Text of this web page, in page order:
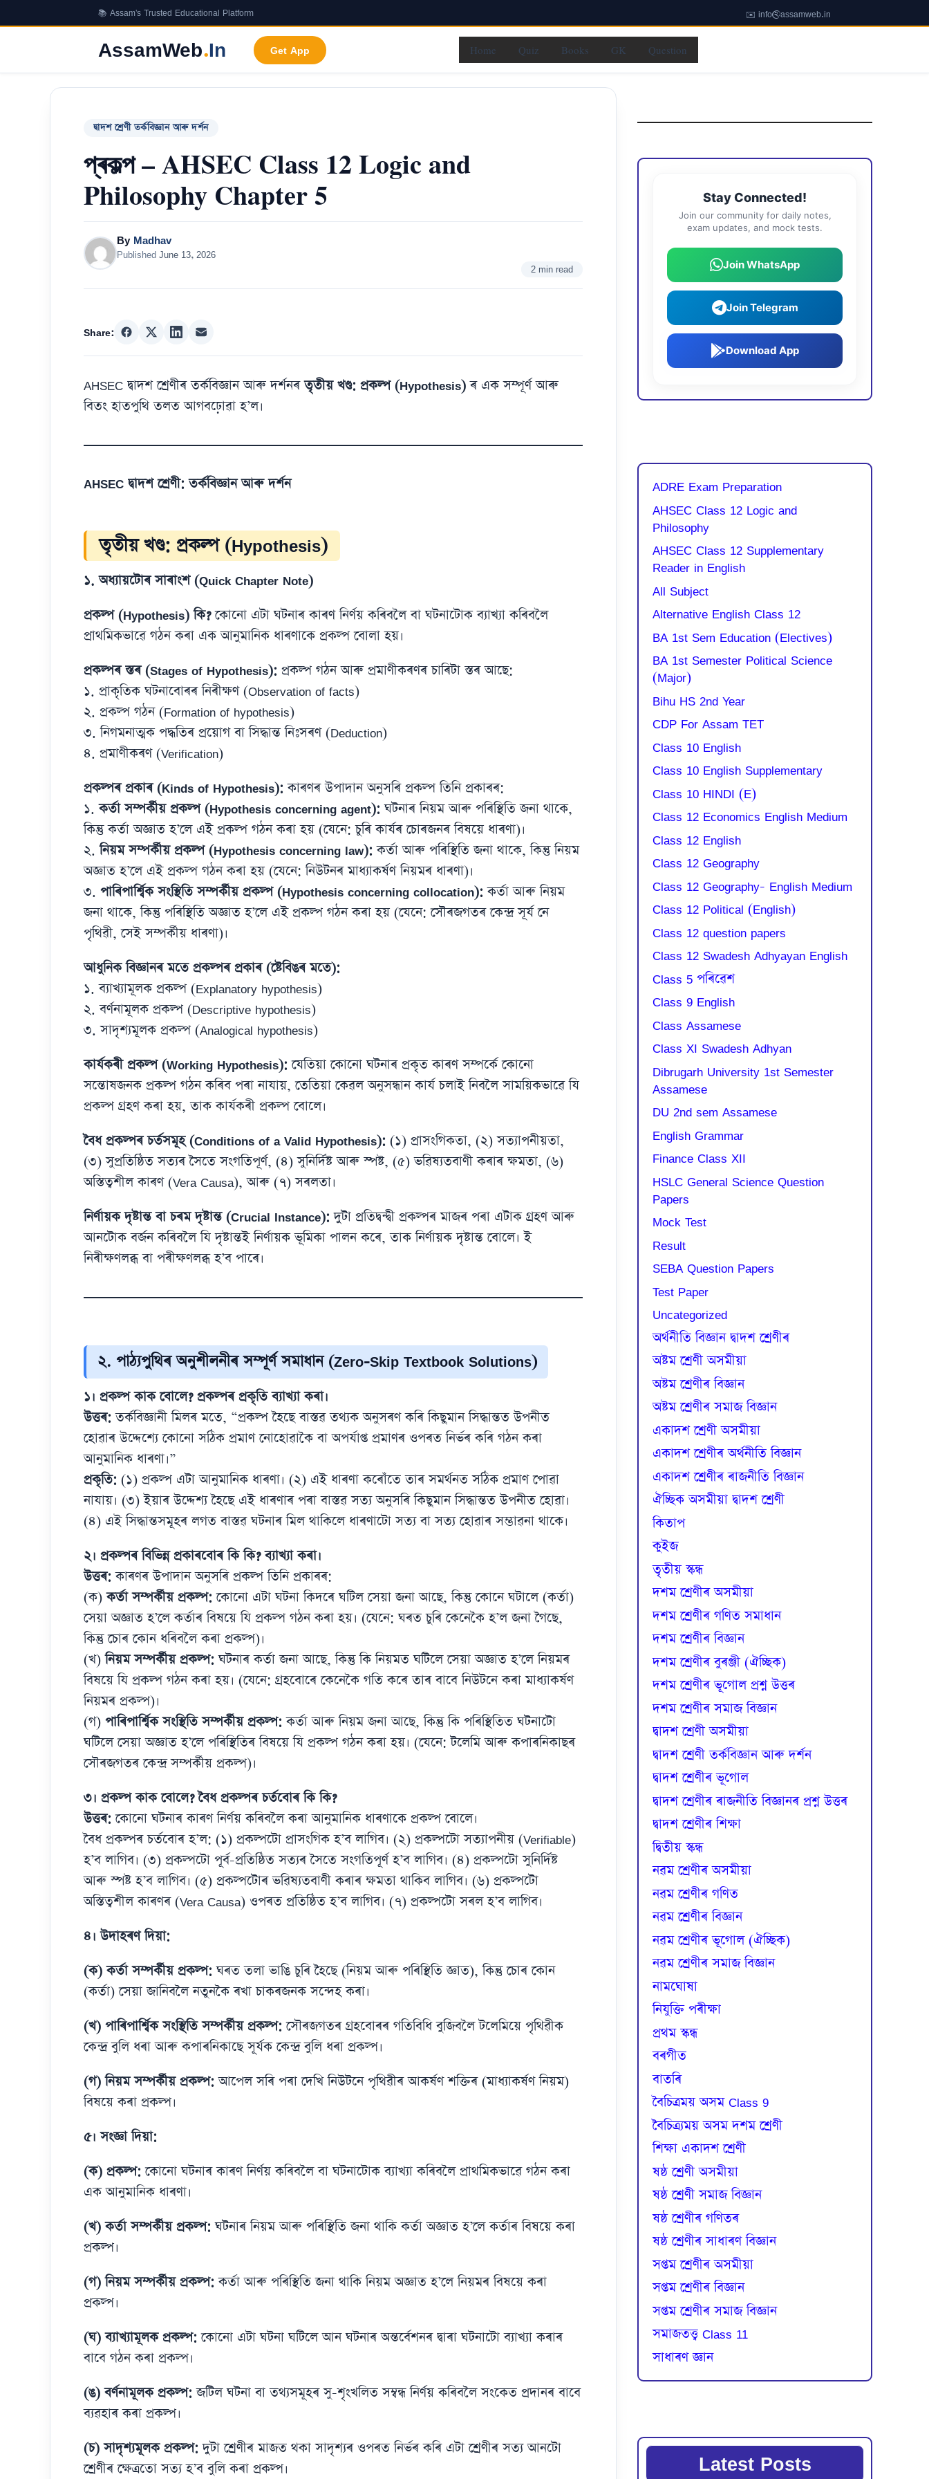
to
📚 Assam's Trusted Educational Platform ✉️ info@assamweb.in
AssamWeb.In Get App Home Quiz Books GK Question
দ্বাদশ শ্ৰেণী তৰ্কবিজ্ঞান আৰু দৰ্শন
প্ৰকল্প – AHSEC Class 12 Logic and
Philosophy Chapter 5
By Madhav
Published June 13, 2026
2 min read
Share:
AHSEC দ্বাদশ শ্ৰেণীৰ তৰ্কবিজ্ঞান আৰু দৰ্শনৰতৃতীয় খণ্ড: প্ৰকল্প (Hypothesis)ৰ এক সম্পূৰ্ণ আৰু
বিতং হাতপুথি তলত আগবঢ়োৱা হ’ল।
AHSEC দ্বাদশ শ্ৰেণী: তৰ্কবিজ্ঞান আৰু দৰ্শন
তৃতীয় খণ্ড: প্ৰকল্প (Hypothesis)
১. অধ্যায়টোৰ সাৰাংশ (Quick Chapter Note)
প্ৰকল্প (Hypothesis) কি?কোনো এটা ঘটনাৰ কাৰণ নিৰ্ণয় কৰিবলৈ বা ঘটনাটোক ব্যাখ্যা কৰিবলৈ
প্ৰাথমিকভাৱে গঠন কৰা এক আনুমানিক ধাৰণাকে প্ৰকল্প বোলা হয়।
প্ৰকল্পৰ স্তৰ (Stages of Hypothesis): প্ৰকল্প গঠন আৰু প্ৰমাণীকৰণৰ চাৰিটা স্তৰ আছে:
১. প্ৰাকৃতিক ঘটনাবোৰৰ নিৰীক্ষণ (Observation of facts)
২. প্ৰকল্প গঠন (Formation of hypothesis)
৩. নিগমনাত্মক পদ্ধতিৰ প্ৰয়োগ বা সিদ্ধান্ত নিঃসৰণ (Deduction)
৪. প্ৰমাণীকৰণ (Verification)
প্ৰকল্পৰ প্ৰকাৰ (Kinds of Hypothesis): কাৰণৰ উপাদান অনুসৰি প্ৰকল্প তিনি প্ৰকাৰৰ:
১.কৰ্তা সম্পৰ্কীয় প্ৰকল্প (Hypothesis concerning agent): ঘটনাৰ নিয়ম আৰু পৰিস্থিতি জনা থাকে,
কিন্তু কৰ্তা অজ্ঞাত হ’লে এই প্ৰকল্প গঠন কৰা হয় (যেনে: চুৰি কাৰ্যৰ চোৰজনৰ বিষয়ে ধাৰণা)।
২.নিয়ম সম্পৰ্কীয় প্ৰকল্প (Hypothesis concerning law): কৰ্তা আৰু পৰিস্থিতি জনা থাকে, কিন্তু নিয়ম
অজ্ঞাত হ’লে এই প্ৰকল্প গঠন কৰা হয় (যেনে: নিউটনৰ মাধ্যাকৰ্ষণ নিয়মৰ ধাৰণা)।
৩. পাৰিপাৰ্শ্বিক সংস্থিতি সম্পৰ্কীয় প্ৰকল্প (Hypothesis concerning collocation): কৰ্তা আৰু নিয়ম
জনা থাকে, কিন্তু পৰিস্থিতি অজ্ঞাত হ’লে এই প্ৰকল্প গঠন কৰা হয় (যেনে: সৌৰজগতৰ কেন্দ্ৰ সূৰ্য নে
পৃথিৱী, সেই সম্পৰ্কীয় ধাৰণা)।
আধুনিক বিজ্ঞানৰ মতে প্ৰকল্পৰ প্ৰকাৰ (ষ্টেবিঙৰ মতে):
১. ব্যাখ্যামূলক প্ৰকল্প (Explanatory hypothesis)
২. বৰ্ণনামূলক প্ৰকল্প (Descriptive hypothesis)
৩. সাদৃশ্যমূলক প্ৰকল্প (Analogical hypothesis)
কাৰ্যকৰী প্ৰকল্প (Working Hypothesis): যেতিয়া কোনো ঘটনাৰ প্ৰকৃত কাৰণ সম্পৰ্কে কোনো
সন্তোষজনক প্ৰকল্প গঠন কৰিব পৰা নাযায়, তেতিয়া কেৱল অনুসন্ধান কাৰ্য চলাই নিবলৈ সাময়িকভাৱে যি
প্ৰকল্প গ্ৰহণ কৰা হয়, তাক কাৰ্যকৰী প্ৰকল্প বোলে।
বৈধ প্ৰকল্পৰ চৰ্তসমূহ (Conditions of a Valid Hypothesis): (১) প্ৰাসংগিকতা, (২) সত্যাপনীয়তা,
(৩) সুপ্ৰতিষ্ঠিত সত্যৰ সৈতে সংগতিপূৰ্ণ, (৪) সুনিৰ্দিষ্ট আৰু স্পষ্ট, (৫) ভৱিষ্যতবাণী কৰাৰ ক্ষমতা, (৬)
অস্তিত্বশীল কাৰণ (Vera Causa), আৰু (৭) সৰলতা।
নিৰ্ণায়ক দৃষ্টান্ত বা চৰম দৃষ্টান্ত (Crucial Instance): দুটা প্ৰতিদ্বন্দ্বী প্ৰকল্পৰ মাজৰ পৰা এটাক গ্ৰহণ আৰু
আনটোক বৰ্জন কৰিবলৈ যি দৃষ্টান্তই নিৰ্ণায়ক ভূমিকা পালন কৰে, তাক নিৰ্ণায়ক দৃষ্টান্ত বোলে। ই
নিৰীক্ষণলব্ধ বা পৰীক্ষণলব্ধ হ’ব পাৰে।
২. পাঠ্যপুথিৰ অনুশীলনীৰ সম্পূৰ্ণ সমাধান (Zero-Skip Textbook Solutions)
১। প্ৰকল্প কাক বোলে? প্ৰকল্পৰ প্ৰকৃতি ব্যাখ্যা কৰা।
উত্তৰ: তৰ্কবিজ্ঞানী মিলৰ মতে, “প্ৰকল্প হৈছে বাস্তৱ তথ্যক অনুসৰণ কৰি কিছুমান সিদ্ধান্তত উপনীত
হোৱাৰ উদ্দেশ্যে কোনো সঠিক প্ৰমাণ নোহোৱাকৈ বা অপৰ্যাপ্ত প্ৰমাণৰ ওপৰত নিৰ্ভৰ কৰি গঠন কৰা
আনুমানিক ধাৰণা।”
প্ৰকৃতি: (১) প্ৰকল্প এটা আনুমানিক ধাৰণা। (২) এই ধাৰণা কৰোঁতে তাৰ সমৰ্থনত সঠিক প্ৰমাণ পোৱা
নাযায়। (৩) ইয়াৰ উদ্দেশ্য হৈছে এই ধাৰণাৰ পৰা বাস্তৱ সত্য অনুসৰি কিছুমান সিদ্ধান্তত উপনীত হোৱা।
(৪) এই সিদ্ধান্তসমূহৰ লগত বাস্তৱ ঘটনাৰ মিল থাকিলে ধাৰণাটো সত্য বা সত্য হোৱাৰ সম্ভাৱনা থাকে।
২। প্ৰকল্পৰ বিভিন্ন প্ৰকাৰবোৰ কি কি? ব্যাখ্যা কৰা।
উত্তৰ: কাৰণৰ উপাদান অনুসৰি প্ৰকল্প তিনি প্ৰকাৰৰ:
(ক)কৰ্তা সম্পৰ্কীয় প্ৰকল্প: কোনো এটা ঘটনা কিদৰে ঘটিল সেয়া জনা আছে, কিন্তু কোনে ঘটালে (কৰ্তা)
সেয়া অজ্ঞাত হ’লে কৰ্তাৰ বিষয়ে যি প্ৰকল্প গঠন কৰা হয়। (যেনে: ঘৰত চুৰি কেনেকৈ হ’ল জনা গৈছে,
কিন্তু চোৰ কোন ধৰিবলৈ কৰা প্ৰকল্প)।
(খ)নিয়ম সম্পৰ্কীয় প্ৰকল্প: ঘটনাৰ কৰ্তা জনা আছে, কিন্তু কি নিয়মত ঘটিলে সেয়া অজ্ঞাত হ’লে নিয়মৰ
বিষয়ে যি প্ৰকল্প গঠন কৰা হয়। (যেনে: গ্ৰহবোৰে কেনেকৈ গতি কৰে তাৰ বাবে নিউটনে কৰা মাধ্যাকৰ্ষণ
নিয়মৰ প্ৰকল্প)।
(গ) পাৰিপাৰ্শ্বিক সংস্থিতি সম্পৰ্কীয় প্ৰকল্প: কৰ্তা আৰু নিয়ম জনা আছে, কিন্তু কি পৰিস্থিতিত ঘটনাটো
ঘটিলে সেয়া অজ্ঞাত হ’লে পৰিস্থিতিৰ বিষয়ে যি প্ৰকল্প গঠন কৰা হয়। (যেনে: টলেমি আৰু কপাৰনিকাছৰ
সৌৰজগতৰ কেন্দ্ৰ সম্পৰ্কীয় প্ৰকল্প)।
৩। প্ৰকল্প কাক বোলে? বৈধ প্ৰকল্পৰ চৰ্তবোৰ কি কি?
উত্তৰ: কোনো ঘটনাৰ কাৰণ নিৰ্ণয় কৰিবলৈ কৰা আনুমানিক ধাৰণাকে প্ৰকল্প বোলে।
বৈধ প্ৰকল্পৰ চৰ্তবোৰ হ’ল: (১) প্ৰকল্পটো প্ৰাসংগিক হ’ব লাগিব। (২) প্ৰকল্পটো সত্যাপনীয় (Verifiable)
হ’ব লাগিব। (৩) প্ৰকল্পটো পূৰ্ব-প্ৰতিষ্ঠিত সত্যৰ সৈতে সংগতিপূৰ্ণ হ’ব লাগিব। (৪) প্ৰকল্পটো সুনিৰ্দিষ্ট
আৰু স্পষ্ট হ’ব লাগিব। (৫) প্ৰকল্পটোৰ ভৱিষ্যতবাণী কৰাৰ ক্ষমতা থাকিব লাগিব। (৬) প্ৰকল্পটো
অস্তিত্বশীল কাৰণৰ (Vera Causa) ওপৰত প্ৰতিষ্ঠিত হ’ব লাগিব। (৭) প্ৰকল্পটো সৰল হ’ব লাগিব।
৪। উদাহৰণ দিয়া:
(ক) কৰ্তা সম্পৰ্কীয় প্ৰকল্প: ঘৰত তলা ভাঙি চুৰি হৈছে (নিয়ম আৰু পৰিস্থিতি জ্ঞাত), কিন্তু চোৰ কোন
(কৰ্তা) সেয়া জানিবলৈ নতুনকৈ ৰখা চাকৰজনক সন্দেহ কৰা।
(খ) পাৰিপাৰ্শ্বিক সংস্থিতি সম্পৰ্কীয় প্ৰকল্প: সৌৰজগতৰ গ্ৰহবোৰৰ গতিবিধি বুজিবলৈ টলেমিয়ে পৃথিৱীক
কেন্দ্ৰ বুলি ধৰা আৰু কপাৰনিকাছে সূৰ্যক কেন্দ্ৰ বুলি ধৰা প্ৰকল্প।
(গ) নিয়ম সম্পৰ্কীয় প্ৰকল্প: আপেল সৰি পৰা দেখি নিউটনে পৃথিৱীৰ আকৰ্ষণ শক্তিৰ (মাধ্যাকৰ্ষণ নিয়ম)
বিষয়ে কৰা প্ৰকল্প।
৫। সংজ্ঞা দিয়া:
(ক) প্ৰকল্প: কোনো ঘটনাৰ কাৰণ নিৰ্ণয় কৰিবলৈ বা ঘটনাটোক ব্যাখ্যা কৰিবলৈ প্ৰাথমিকভাৱে গঠন কৰা
এক আনুমানিক ধাৰণা।
(খ) কৰ্তা সম্পৰ্কীয় প্ৰকল্প: ঘটনাৰ নিয়ম আৰু পৰিস্থিতি জনা থাকি কৰ্তা অজ্ঞাত হ’লে কৰ্তাৰ বিষয়ে কৰা
প্ৰকল্প।
(গ) নিয়ম সম্পৰ্কীয় প্ৰকল্প: কৰ্তা আৰু পৰিস্থিতি জনা থাকি নিয়ম অজ্ঞাত হ’লে নিয়মৰ বিষয়ে কৰা
প্ৰকল্প।
(ঘ) ব্যাখ্যামূলক প্ৰকল্প: কোনো এটা ঘটনা ঘটিলে আন ঘটনাৰ অন্তৰ্বেশনৰ দ্বাৰা ঘটনাটো ব্যাখ্যা কৰাৰ
বাবে গঠন কৰা প্ৰকল্প।
(ঙ) বৰ্ণনামূলক প্ৰকল্প: জটিল ঘটনা বা তথ্যসমূহৰ সু-শৃংখলিত সম্বন্ধ নিৰ্ণয় কৰিবলৈ সংকেত প্ৰদানৰ বাবে
ব্যৱহাৰ কৰা প্ৰকল্প।
(চ) সাদৃশ্যমূলক প্ৰকল্প: দুটা শ্ৰেণীৰ মাজত থকা সাদৃশ্যৰ ওপৰত নিৰ্ভৰ কৰি এটা শ্ৰেণীৰ সত্য আনটো
শ্ৰেণীৰ ক্ষেত্ৰতো সত্য হ’ব বুলি কৰা প্ৰকল্প।
Stay Connected!
Join our community for daily notes,
exam updates, and mock tests.
Join WhatsApp
Join Telegram
Download App
ADRE Exam Preparation
AHSEC Class 12 Logic and
Philosophy
AHSEC Class 12 Supplementary
Reader in English
All Subject
Alternative English Class 12
BA 1st Sem Education (Electives)
BA 1st Semester Political Science
(Major)
Bihu HS 2nd Year
CDP For Assam TET
Class 10 English
Class 10 English Supplementary
Class 10 HINDI (E)
Class 12 Economics English Medium
Class 12 English
Class 12 Geography
Class 12 Geography- English Medium
Class 12 Political (English)
Class 12 question papers
Class 12 Swadesh Adhyayan English
Class 5 পৰিৱেশ
Class 9 English
Class Assamese
Class XI Swadesh Adhyan
Dibrugarh University 1st Semester
Assamese
DU 2nd sem Assamese
English Grammar
Finance Class XII
HSLC General Science Question
Papers
Mock Test
Result
SEBA Question Papers
Test Paper
Uncategorized
অৰ্থনীতি বিজ্ঞান দ্বাদশ শ্ৰেণীৰ
অষ্টম শ্ৰেণী অসমীয়া
অষ্টম শ্ৰেণীৰ বিজ্ঞান
অষ্টম শ্ৰেণীৰ সমাজ বিজ্ঞান
একাদশ শ্ৰেণী অসমীয়া
একাদশ শ্ৰেণীৰ অৰ্থনীতি বিজ্ঞান
একাদশ শ্ৰেণীৰ ৰাজনীতি বিজ্ঞান
ঐচ্ছিক অসমীয়া দ্বাদশ শ্ৰেণী
কিতাপ
কুইজ
তৃতীয় স্কন্ধ
দশম শ্ৰেণীৰ অসমীয়া
দশম শ্ৰেণীৰ গণিত সমাধান
দশম শ্ৰেণীৰ বিজ্ঞান
দশম শ্ৰেণীৰ বুৰঞ্জী (ঐচ্ছিক)
দশম শ্ৰেণীৰ ভূগোল প্ৰশ্ন উত্তৰ
দশম শ্ৰেণীৰ সমাজ বিজ্ঞান
দ্বাদশ শ্ৰেণী অসমীয়া
দ্বাদশ শ্ৰেণী তৰ্কবিজ্ঞান আৰু দৰ্শন
দ্বাদশ শ্ৰেণীৰ ভূগোল
দ্বাদশ শ্ৰেণীৰ ৰাজনীতি বিজ্ঞানৰ প্ৰশ্ন উত্তৰ
দ্বাদশ শ্ৰেণীৰ শিক্ষা
দ্বিতীয় স্কন্ধ
নৱম শ্ৰেণীৰ অসমীয়া
নৱম শ্ৰেণীৰ গণিত
নৱম শ্ৰেণীৰ বিজ্ঞান
নৱম শ্ৰেণীৰ ভূগোল (ঐচ্ছিক)
নৱম শ্ৰেণীৰ সমাজ বিজ্ঞান
নামঘোষা
নিযুক্তি পৰীক্ষা
প্রথম স্কন্ধ
বৰগীত
বাতৰি
বৈচিত্রময় অসম Class 9
বৈচিত্র্যময় অসম দশম শ্ৰেণী
শিক্ষা একাদশ শ্ৰেণী
ষষ্ঠ শ্ৰেণী অসমীয়া
ষষ্ঠ শ্ৰেণী সমাজ বিজ্ঞান
ষষ্ঠ শ্ৰেণীৰ গণিতৰ
ষষ্ঠ শ্ৰেণীৰ সাধাৰণ বিজ্ঞান
সপ্তম শ্ৰেণীৰ অসমীয়া
সপ্তম শ্ৰেণীৰ বিজ্ঞান
সপ্তম শ্ৰেণীৰ সমাজ বিজ্ঞান
সমাজতত্ত্ব Class 11
সাধাৰণ জ্ঞান
Latest Posts